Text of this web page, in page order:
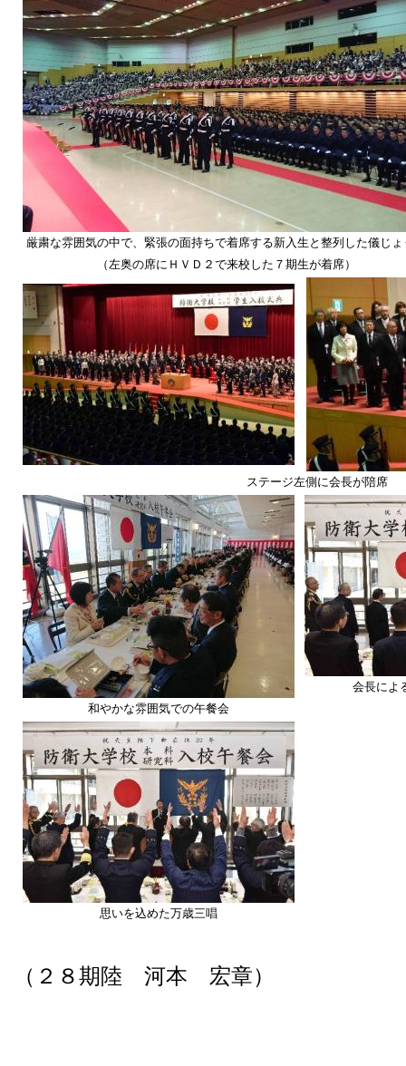
厳粛な雰囲気の中で、緊張の面持ちで着席する新入生と整列した儀じ
（左奥の席にＨＶＤ２で来校した７期生が着席）
ステージ左側に会長が陪席
和やかな雰囲気での午餐会
会長によ
思いを込めた万歳三唱
（２８期陸 河本 宏章）